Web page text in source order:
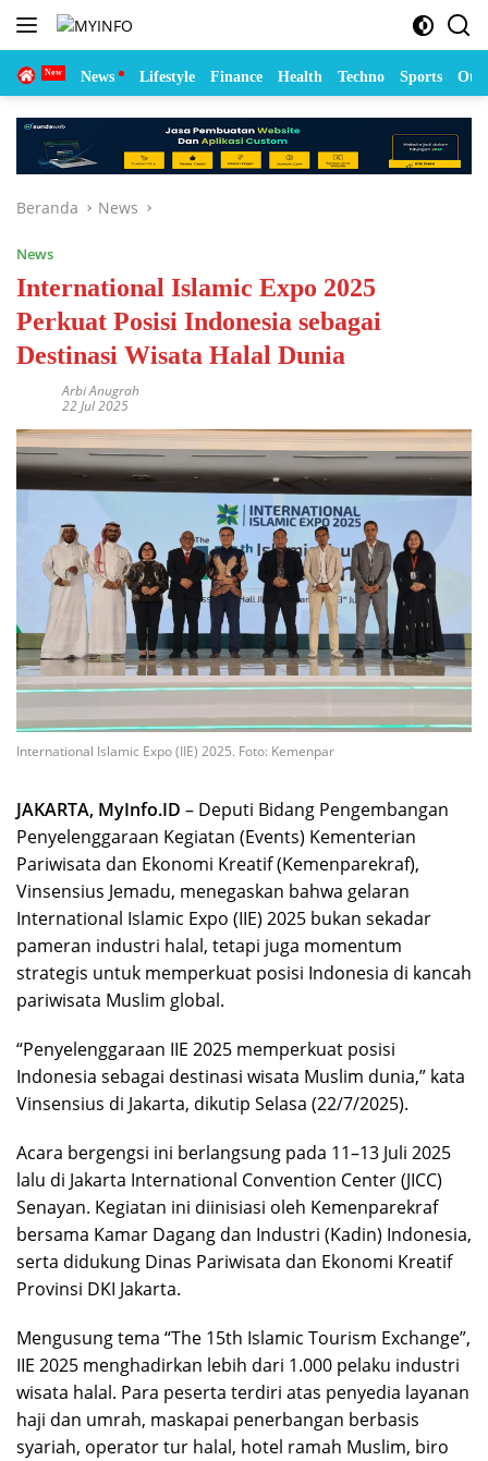
Langsung
Home News Lifestyle Finance Health Techno Sports
Beranda News
News
International Islamic Expo 2025
Perkuat Posisi Indonesia sebagai
Destinasi Wisata Halal Dunia
Arbi Anugrah
22 Jul 2025
International Islamic Expo (IIE) 2025. Foto: Kemenpar
JAKARTA, MyInfo.ID – Deputi Bidang Pengembangan
Penyelenggaraan Kegiatan (Events) Kementerian
Pariwisata dan Ekonomi Kreatif (Kemenparekraf),
Vinsensius Jemadu, menegaskan bahwa gelaran
International Islamic Expo (IIE) 2025 bukan sekadar
pameran industri halal, tetapi juga momentum
strategis untuk memperkuat posisi Indonesia di kancah
pariwisata Muslim global.
“Penyelenggaraan IIE 2025 memperkuat posisi
Indonesia sebagai destinasi wisata Muslim dunia,” kata
Vinsensius di Jakarta, dikutip Selasa (22/7/2025).
Acara bergengsi ini berlangsung pada 11–13 Juli 2025
lalu di Jakarta International Convention Center (JICC)
Senayan. Kegiatan ini diinisiasi oleh Kemenparekraf
bersama Kamar Dagang dan Industri (Kadin) Indonesia,
serta didukung Dinas Pariwisata dan Ekonomi Kreatif
Provinsi DKI Jakarta.
Mengusung tema “The 15th Islamic Tourism Exchange”,
IIE 2025 menghadirkan lebih dari 1.000 pelaku industri
wisata halal. Para peserta terdiri atas penyedia layanan
haji dan umrah, maskapai penerbangan berbasis
syariah, operator tur halal, hotel ramah Muslim, biro